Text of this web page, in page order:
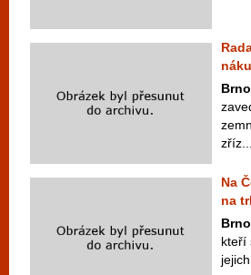
zříz...
Na
na
kteří